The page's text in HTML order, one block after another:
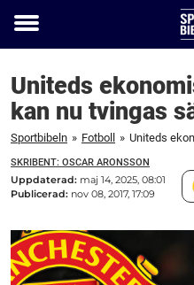
Toggle
Uniteds
kan nu tvingas
Sportbibeln » Fotboll »
SKRIBENT: OSCAR ARONSSON
Uppdaterad: maj 14, 2025, 08:01
Publicerad: nov 08, 2017, 17:09